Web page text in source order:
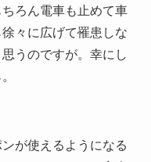
ろん電車も止めて車
々に広げて罹患しな
うのですが。幸にし
が使えるようになる